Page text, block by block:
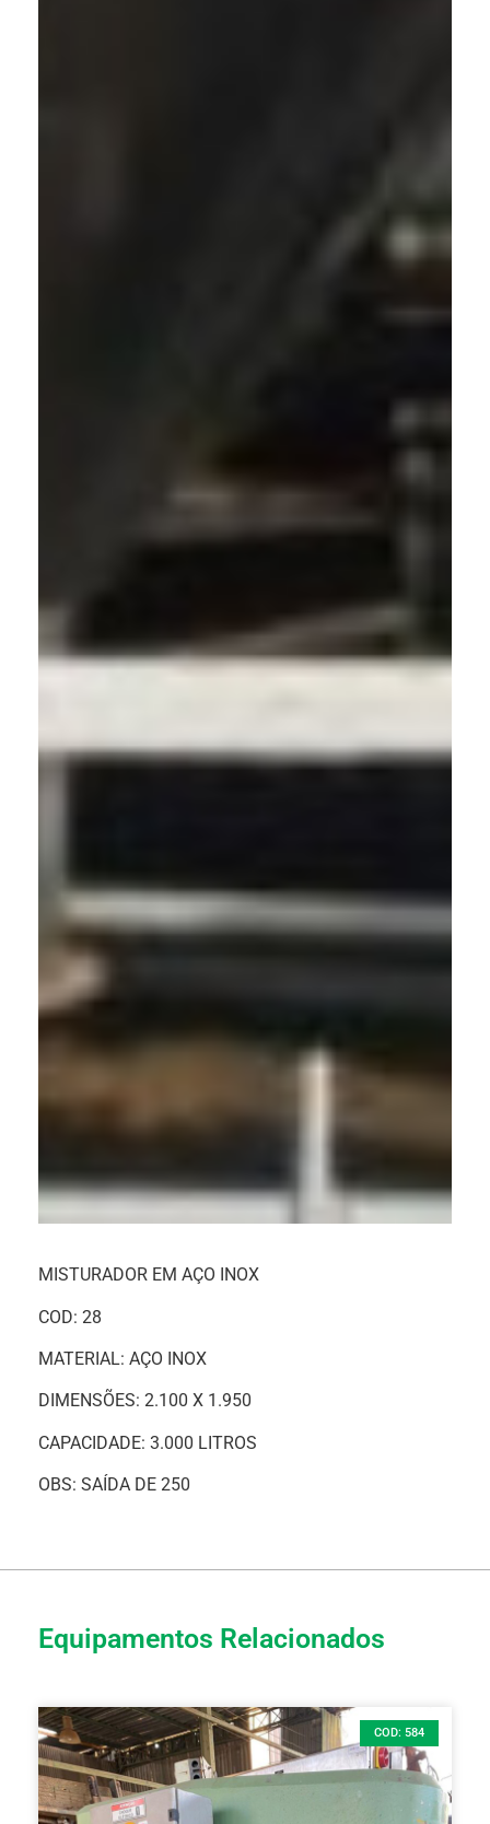
MISTURADOR EM AÇO INOX
COD: 28
MATERIAL: AÇO INOX
DIMENSÕES: 2.100 X 1.950
CAPACIDADE: 3.000 LITROS
OBS: SAÍDA DE 250
Equipamentos Relacionados
COD: 584